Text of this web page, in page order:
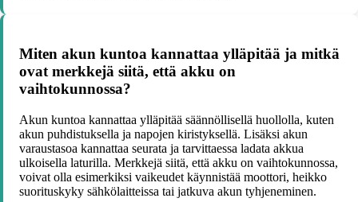
Miten akun kuntoa kannattaa ylläpitää ja mitkä
ovat merkkejä siitä, että akku on
vaihtokunnossa?
Akun kuntoa kannattaa ylläpitää säännöllisellä huollolla, kuten
akun puhdistuksella ja napojen kiristyksellä. Lisäksi akun
varaustasoa kannattaa seurata ja tarvittaessa ladata akkua
ulkoisella laturilla. Merkkejä siitä, että akku on vaihtokunnossa,
voivat olla esimerkiksi vaikeudet käynnistää moottori, heikko
suorituskyky sähkölaitteissa tai jatkuva akun tyhjeneminen.